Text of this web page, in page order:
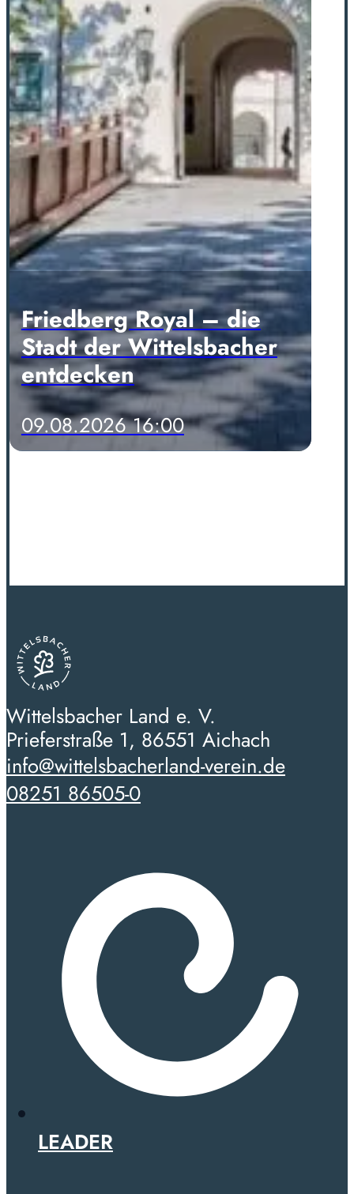
Friedberg Royal – die
Stadt der Wittelsbacher
entdecken
09.08.2026 16:00
Wittelsbacher Land e. V.
Prieferstraße 1, 86551 Aichach
info@wittelsbacherland-verein.de
08251 86505-0
LEADER